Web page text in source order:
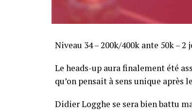
Niveau 34 – 200k/400k ante 50k – 2
Le heads-up aura finalement été
qu’on pensait à sens unique après
Didier Logghe se sera bien battu